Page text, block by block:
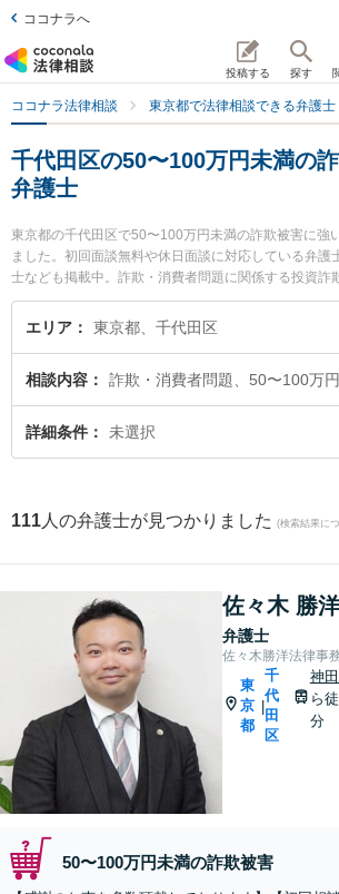
ココナラへ
投稿する 探す
ココナラ法律相談 東京都で法律相談できる弁護士
千代田区の50〜100万円未満の
弁護士
東京都の千代田区で50〜100万円未満の詐欺被害に強
ました。初回面談無料や休日面談に対応している弁護
士なども掲載中。詐欺・消費者問題に関係する投資詐
の細かな分野での絞り込み検索もでき便利です。特に
佐々木 勝洋弁護士やけんめい総合法律事務所の岩田
トラブルを今すぐに弁護士に相談したい』『50〜100
ラブル解決の実績豊富な近くの弁護士を検索したい』
0万円未満の詐欺被害を法律相談できる千代田区内の
エリア 東京都、千代田区
相談内容 詐欺・消費者問題、50〜100万
詳細条件 未選択
111 人の弁護士が見つかりました (検索結果に
佐々木 勝洋
弁護士
佐々木勝洋法律事
東
京
都
|
千
代
田
区
神
ら
分
50〜100万円未満の詐欺被害